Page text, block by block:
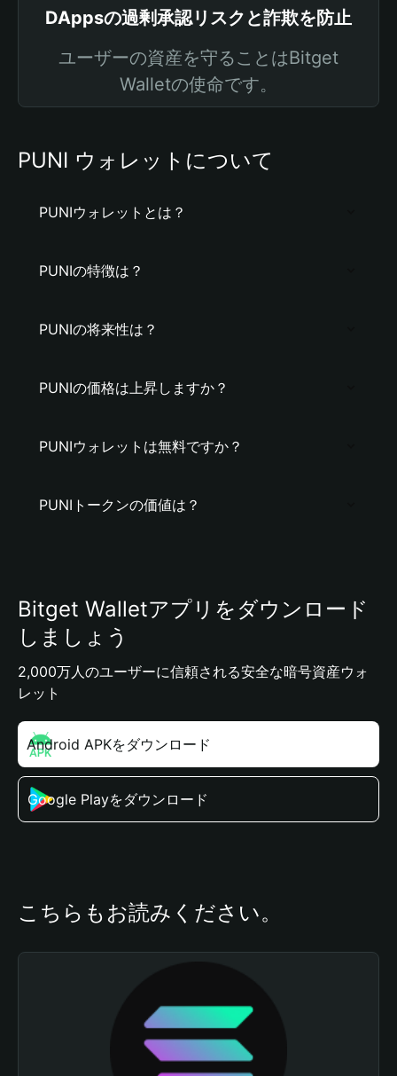
DAppsの過剰承認リスクと詐欺を防止
ユーザーの資産を守ることはBitget
Walletの使命です。
PUNI ウォレットについて
PUNIウォレットとは？
PUNIの特徴は？
PUNIの将来性は？
PUNIの価格は上昇しますか？
PUNIウォレットは無料ですか？
PUNIトークンの価値は？
Bitget Walletアプリをダウンロード
しましょう
2,000万人のユーザーに信頼される安全な暗号資産ウォ
レット
Android APKをダウンロード
Google Playをダウンロード
こちらもお読みください。